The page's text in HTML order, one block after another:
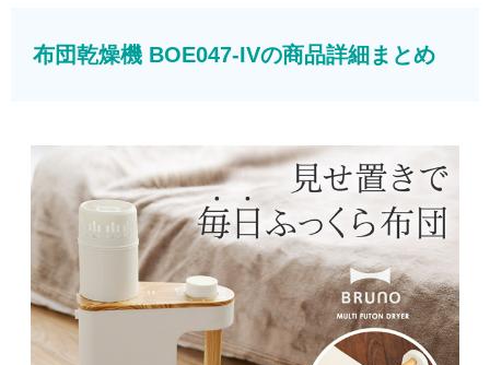
布団乾燥機 BOE047-IVの商品詳細まとめ